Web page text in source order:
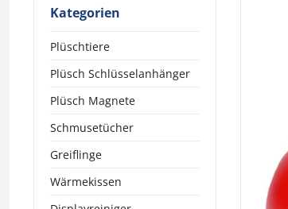
Kategorien
Plüschtiere
Plüsch Schlüsselanhänger
Plüsch Magnete
Schmusetücher
Greiflinge
Wärmekissen